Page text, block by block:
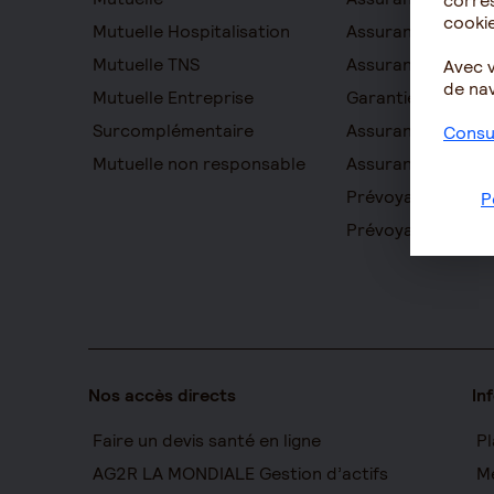
Mutuelle Hospitalisation
Mutuelle TNS
Mutuelle Entreprise
Surcomplémentaire
Mutuelle non responsable
Assurance décès
Assurance
Garantie
Assurance
Assurance homme
Prévoyance
Prévoyance cadre
Nos accès directs
Faire un devis santé en ligne
AG2R LA MONDIALE Gestion d’actifs
Avec
de